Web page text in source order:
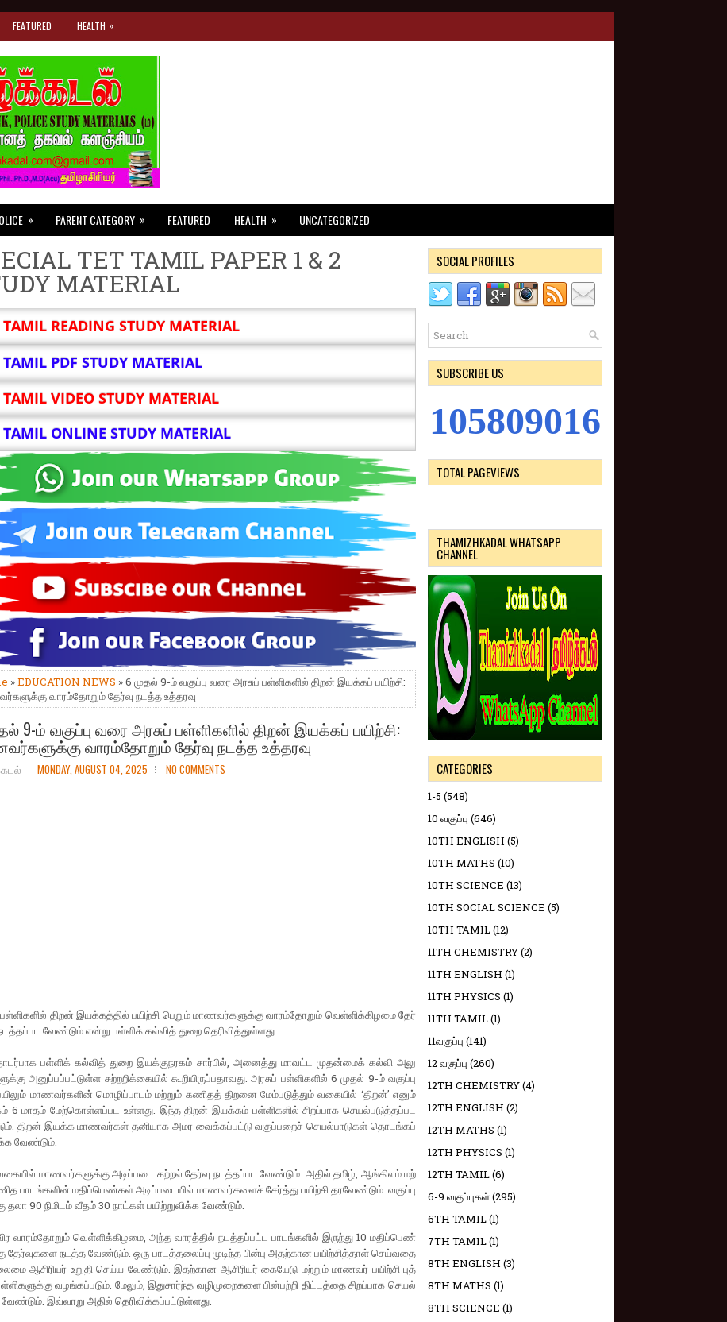
FEATURED HEALTH »
» PARENT CATEGORY » FEATURED HEALTH » UNCATEGORIZED
TET TAMIL PAPER 1 & 2
MATERIAL
READING STUDY MATERIAL
PDF STUDY MATERIAL
VIDEO STUDY MATERIAL
ONLINE STUDY MATERIAL
»EDUCATION NEWS » 6 முதல் 9-ம் வகுப்பு வரை அரசுப் பள்ளிகளில் திறன் இயக்கப் பயிற்சி:
வாரம்தோறும் தேர்வு நடத்த உத்தரவு
9-ம் வகுப்பு வரை அரசுப் பள்ளிகளில் திறன் இயக்கப் பயிற்சி:
வாரம்தோறும் தேர்வு நடத்த உத்தரவு
MONDAY, AUGUST 04, 2025 NO COMMENTS
பள்​ளி​களில் திறன் இயக்​கத்​தில் பயிற்சி பெறும் மாணவர்​களுக்கு வாரம்​தோறும் வெள்​ளிக்​கிழமை தேர்​
வேண்​டும் என்று பள்​ளிக்​ கல்​வித் துறை தெரி​வித்​துள்​ளது.
பள்​ளிக் கல்​வித் துறை இயக்​குநரகம் சார்​பில், அனைத்து மாவட்ட முதன்​மைக் கல்வி அலு​
அனுப்​பப்​பட்​டுள்ள சுற்​றறிக்​கை​யில் கூறி​யிருப்​ப​தாவது: அரசுப் பள்​ளி​களில் 6 முதல் 9-ம் வகுப்பு
மாணவர்​களின் மொழிப்​பாடம் மற்​றும் கணிதத் திறனை மேம்​படுத்​தும் வகை​யில் ‘திறன்’ எனும்
6 மாதம் மேற்​கொள்​ளப்பட உள்​ளது. இந்த திறன் இயக்​கம் பள்​ளி​களில் சிறப்​பாக செயல்​படுத்​தப்பட
திறன் இயக்க மாணவர்​கள் தனி​யாக அமர வைக்​கப்​பட்டு வகுப்​பறைச் செயல்​பாடு​கள் தொடங்​கப்​
வேண்​டும்.
மாணவர்​களுக்கு அடிப்​படை கற்​றல் தேர்வு நடத்​தப்பட வேண்​டும். அதில் தமிழ், ஆங்​கிலம் மற்​
பாடங்​களின் மதிப்​பெண்​கள் அடிப்​படை​யில் மாணவர்​களைச் சேர்த்து பயிற்சி தரவேண்​டும். வகுப்​பு​
தலா 90 நிமிடம் வீதம் 30 நாட்​கள் பயிற்​று​விக்க வேண்​டும்.
வாரம்​தோறும் வெள்​ளிக்​கிழமை, அந்த வாரத்​தில் நடத்​தப்​பட்ட பாடங்​களில் இருந்து 10 மதிப்​பெண்​
தேர்​வு​களை நடத்த வேண்​டும். ஒரு பாடத்​தலைப்பு முடிந்த பின்பு அதற்​கான பயிற்​சித்​தாள் செய்​வதை​
ஆசிரியர் உறுதி செய்ய வேண்​டும். இதற்​கான ஆசிரியர் கையேடு மற்​றும் மாணவர் பயிற்சி புத்​
வழங்​கப்​படும். மேலும், இது​சார்ந்த வழி​முறை​களை பின்​பற்றி திட்​டத்தை சிறப்​பாக செயல்​
வேண்​டும். இவ்​வாறு அதில் தெரிவிக்​கப்​பட்​டுள்​ளது.
SOCIAL PROFILES
SUBSCRIBE US
105809016
TOTAL PAGEVIEWS
THAMIZHKADAL WHATSAPP
CHANNEL
CATEGORIES
1-5 (548)
10 வகுப்பு (646)
10TH ENGLISH (5)
10TH MATHS (10)
10TH SCIENCE (13)
10TH SOCIAL SCIENCE (5)
10TH TAMIL(12)
11TH CHEMISTRY(2)
11TH ENGLISH (1)
11TH PHYSICS (1)
11TH TAMIL(1)
11வகுப்பு (141)
12 வகுப்பு (260)
12TH CHEMISTRY(4)
12TH ENGLISH (2)
12TH MATHS (1)
12TH PHYSICS (1)
12TH TAMIL(6)
6-9 வகுப்புகள்(295)
6TH TAMIL(1)
7TH TAMIL(1)
8TH ENGLISH (3)
8TH MATHS (1)
8TH SCIENCE (1)